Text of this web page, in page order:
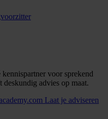
voor sprekend
deskundig advies op maat.
Laat je adviseren